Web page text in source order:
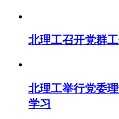
北理工召开党群工
北理工举行党委
学习